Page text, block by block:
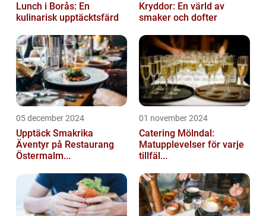
Lunch i Borås: En
kulinarisk upptäcktsfärd
Kryddor: En värld av
smaker och dofter
05 december 2024
Upptäck Smakrika
Äventyr på Restaurang
Östermalm...
01 november 2024
Catering Mölndal:
Matupplevelser för varje
tillfäl...